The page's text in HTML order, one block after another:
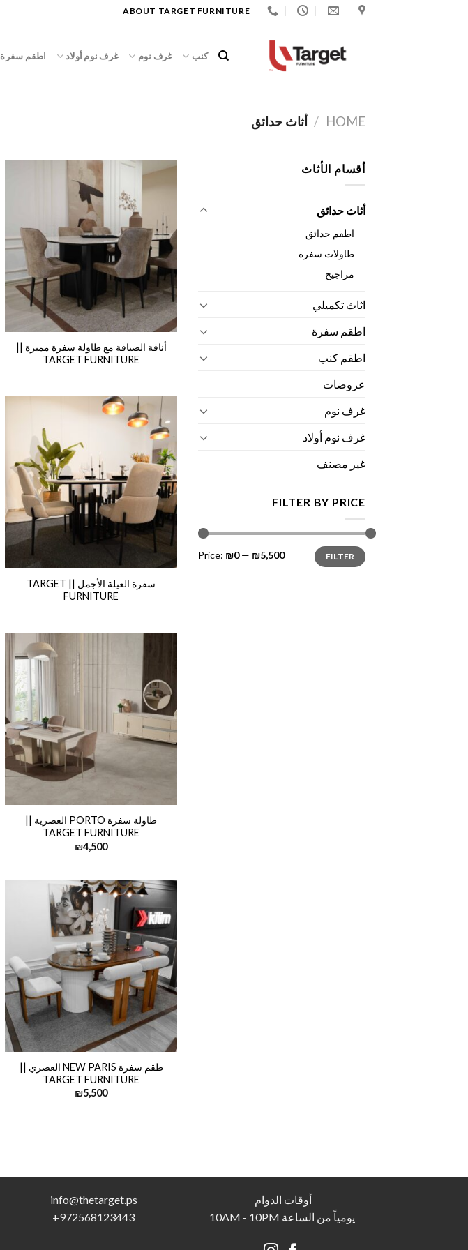
ABOUT TARGET FURNITURE
كنب غرف نوم غرف نوم أولاد اطقم سفرة
HOME
/ أثاث حدائق
أقسام الأثاث
أثاث حدائق
اطقم حدائق
طاولات سفرة
مراجيح
اثاث تكميلي
اطقم سفرة
اطقم كنب
عروضات
غرف نوم
غرف نوم أولاد
غير مصنف
FILTER BY PRICE
Min
price
Max
price
FILTER
Price: ₪0— ₪5,500
أناقة الضيافة مع طاولة سفرة مميزة ||
TARGET FURNITURE
سفرة العيلة الأجمل || TARGET
FURNITURE
طاولة سفرة PORTO العصرية ||
TARGET FURNITURE
₪4,500
طقم سفرة NEW PARIS العصري ||
TARGET FURNITURE
₪5,500
أوقات الدوام
يومياً من الساعة 10AM - 10PM
info@thetarget.ps
972568123443
+